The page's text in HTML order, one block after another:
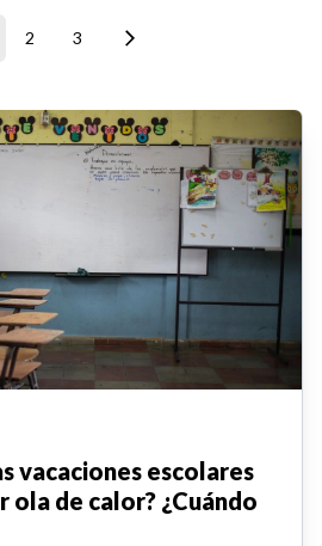
2 3
vacaciones escolares
ola de calor? ¿Cuándo